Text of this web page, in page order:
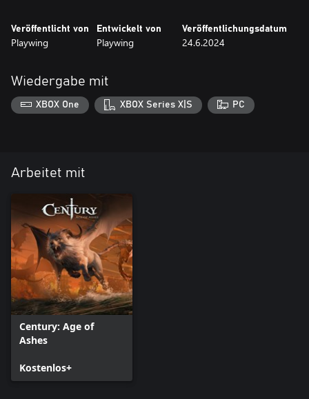
Veröffentlicht von
Playwing
Entwickelt von
Playwing
Veröffentlichungsdatum
24.6.2024
Wiedergabe mit
XBOX One XBOX Series X|S PC
Arbeitet mit
Century: Age of
Ashes
Kostenlos+